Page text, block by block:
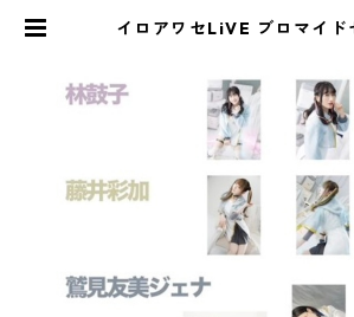
イロアワセLiVE ブロマイド